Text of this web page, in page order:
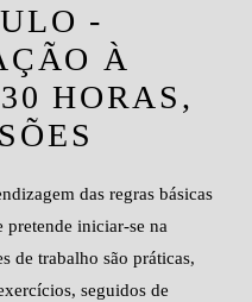
-
À
HORAS,
das regras básicas
pretende iniciar-se na
de trabalho são práticas,
seguidos de